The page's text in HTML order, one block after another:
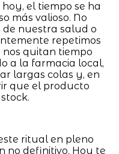
el tiempo se ha
más valioso. No
nuestra salud o
repetimos
quitan tiempo
a la farmacia local,
largas colas y, en
que el producto
ritual en pleno
no definitivo. Hoy te